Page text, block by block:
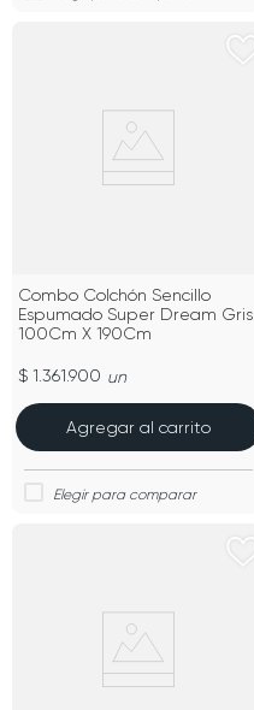
Combo Colchón Sencillo
Espumado Super Dream Gris
100Cm X 190Cm
$ 1.361.900 un
Agregar al carrito